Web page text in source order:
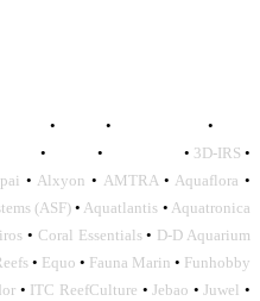
• • •
• • • 3D-IRS •
• Alxyon • AMTRA• Aquaflora •
(ASF)• Aquatlantis • Aquatronica
• Coral Essentials• D-D Aquarium
• Equo • Fauna Marin • Funhobby
• ITC ReefCulture •Jebao •Juwel •